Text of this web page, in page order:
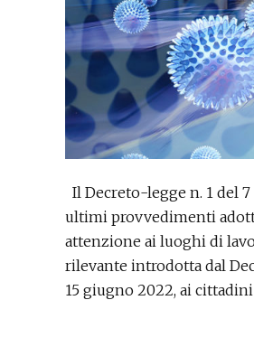
Il Decreto-legge n. 1 del
ultimi provvedimenti
attenzione ai luoghi di
rilevante introdotta dal
15 giugno 2022, ai